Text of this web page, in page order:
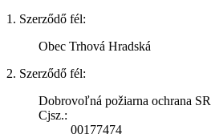
1. Szerződő fél:
Obec Trhová Hradská
2. Szerződő fél:
Dobrovoľná požiarna ochrana SR
Cjsz.:
00177474